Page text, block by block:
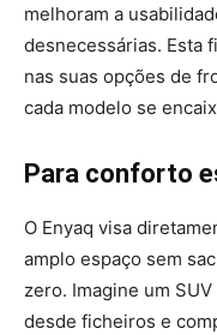
melhoram a
desnecessárias. Esta
nas suas opções de
cada modelo se
Para conforto
O Enyaq visa
amplo espaço sem
zero. Imagine um
desde ficheiros e